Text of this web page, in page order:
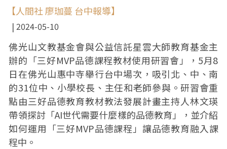
【人間社 廖珈蔓 台中報導】
2024-05-10
佛光山文教基金會與公益信託星雲大師教育基金主
辦的「三好MVP品德課程教材使用研習會」，5月8
日在佛光山惠中寺舉行台中場次，吸引北、中、南
的31位中、小學校長、主任和老師參與。研習會重
點由三好品德教育教材教法發展計畫主持人林文瑛
帶領探討「AI世代需要什麼樣的品德教育」，並介紹
如何運用「三好MVP品德課程」讓品德教育融入課
程中。